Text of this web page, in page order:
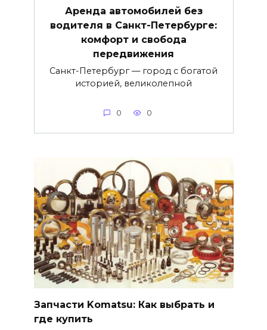
Аренда автомобилей без
водителя в Санкт-Петербурге:
комфорт и свобода
передвижения
Санкт-Петербург — город с богатой
историей, великолепной
0 0
Запчасти Komatsu: Как выбрать и
где купить